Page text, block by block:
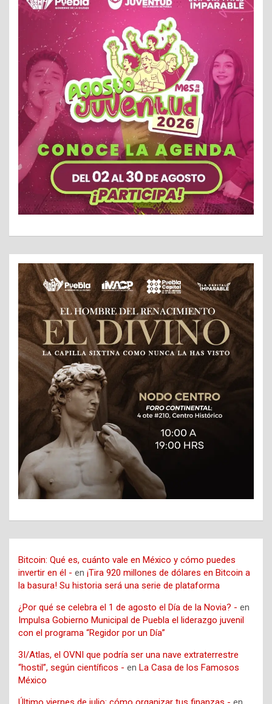
Bitcoin: Qué es, cuánto vale en México y cómo puedes
invertir en él - en ¡Tira 920 millones de dólares en Bitcoin a
la basura! Su historia será una serie de plataforma
¿Por qué se celebra el 1 de agosto el Día de la Novia? - en
Impulsa Gobierno Municipal de Puebla el liderazgo juvenil
con el programa “Regidor por un Día”
3I/Atlas, el OVNI que podría ser una nave extraterrestre
“hostil”, según científicos - en La Casa de los Famosos
México